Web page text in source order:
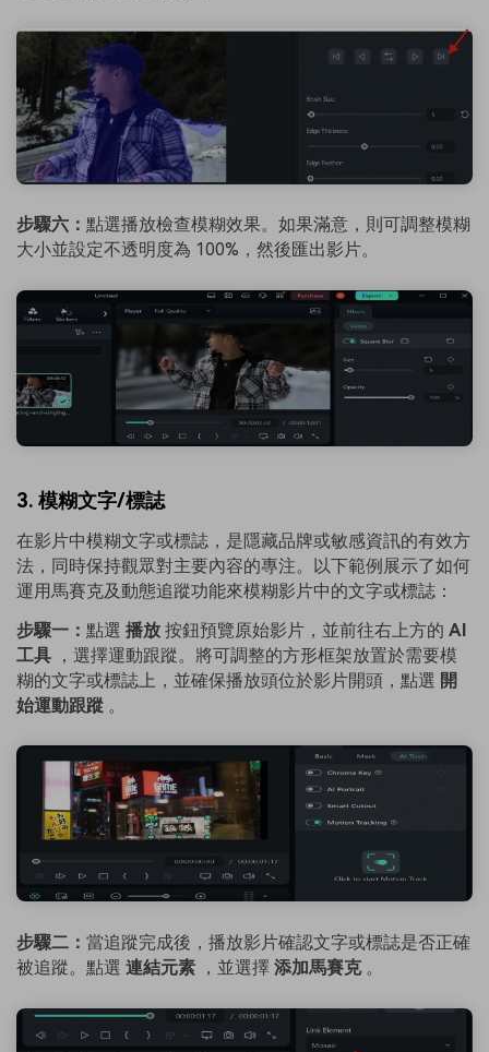
步驟六： 點選播放檢查模糊效果。如果滿意，則可調整模糊
大小並設定不透明度為 100%，然後匯出影片。
3. 模糊文字/標誌
在影片中模糊文字或標誌，是隱藏品牌或敏感資訊的有效方
法，同時保持觀眾對主要內容的專注。以下範例展示了如何
運用馬賽克及動態追蹤功能來模糊影片中的文字或標誌：
步驟一： 點選 播放 按鈕預覽原始影片，並前往右上方的 AI
工具 ，選擇運動跟蹤。將可調整的方形框架放置於需要模
糊的文字或標誌上，並確保播放頭位於影片開頭，點選 開
始運動跟蹤 。
步驟二： 當追蹤完成後，播放影片確認文字或標誌是否正確
被追蹤。點選 連結元素 ，並選擇 添加馬賽克。